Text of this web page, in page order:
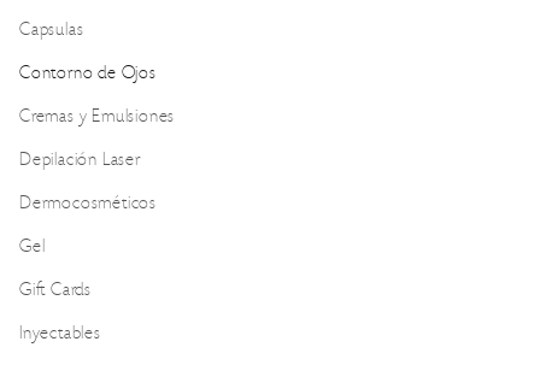
Capsulas
Contorno de Ojos
Cremas y Emulsiones
Depilación Laser
Dermocosméticos
Gel
Gift Cards
Inyectables